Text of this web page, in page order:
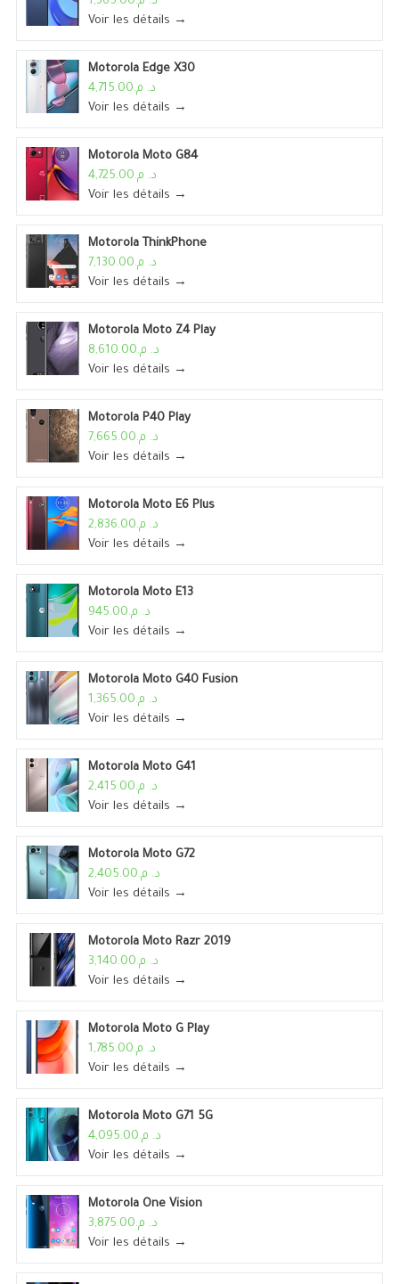
Voir les détails →
Motorola Edge X30
د. م.4,715.00
Voir les détails →
Motorola Moto G84
د. م.4,725.00
Voir les détails →
Motorola ThinkPhone
د. م.7,130.00
Voir les détails →
Motorola Moto Z4 Play
د. م.8,610.00
Voir les détails →
Motorola P40 Play
د. م.7,665.00
Voir les détails →
Motorola Moto E6 Plus
د. م.2,836.00
Voir les détails →
Motorola Moto E13
د. م.945.00
Voir les détails →
Motorola Moto G40 Fusion
د. م.1,365.00
Voir les détails →
Motorola Moto G41
د. م.2,415.00
Voir les détails →
Motorola Moto G72
د. م.2,405.00
Voir les détails →
Motorola Moto Razr 2019
د. م.3,140.00
Voir les détails →
Motorola Moto G Play
د. م.1,785.00
Voir les détails →
Motorola Moto G71 5G
د. م.4,095.00
Voir les détails →
Motorola One Vision
د. م.3,875.00
Voir les détails →